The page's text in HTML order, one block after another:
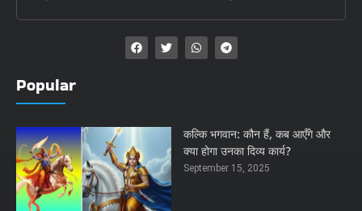
Popular
कल्कि भगवान: कौन हैं, कब आएँगे और
क्या होगा उनका दिव्य कार्य?
September 15, 2025